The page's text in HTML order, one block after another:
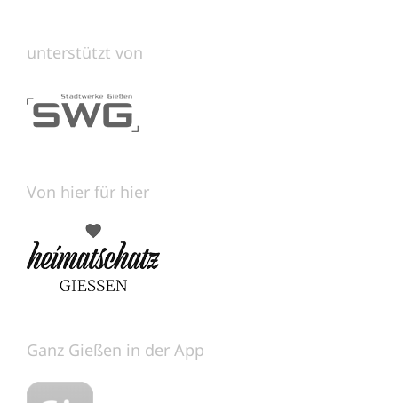
unterstützt von
Von hier für hier
Ganz Gießen in der App